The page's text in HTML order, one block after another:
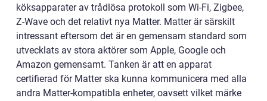
köksapparater av trådlösa protokoll som Wi-Fi, Zigbee,
Z-Wave och det relativt nya Matter. Matter är särskilt
intressant eftersom det är en gemensam standard som
utvecklats av stora aktörer som Apple, Google och
Amazon gemensamt. Tanken är att en apparat
certifierad för Matter ska kunna kommunicera med alla
andra Matter-kompatibla enheter, oavsett vilket märke